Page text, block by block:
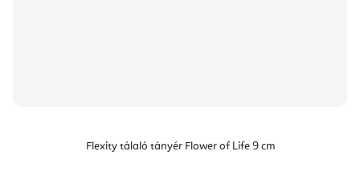
Flexity tálaló tányér Flower of Life 9 cm